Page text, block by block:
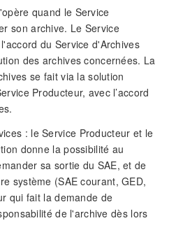
quand le Service
son archive. Le Service
du Service d'Archives
des archives concernées. La
se fait via la solution
Producteur, avec l’accord
: le Service Producteur et le
donne la possibilité au
sa sortie du SAE, et de
système (SAE courant, GED,
qui fait la demande de
de l'archive dès lors